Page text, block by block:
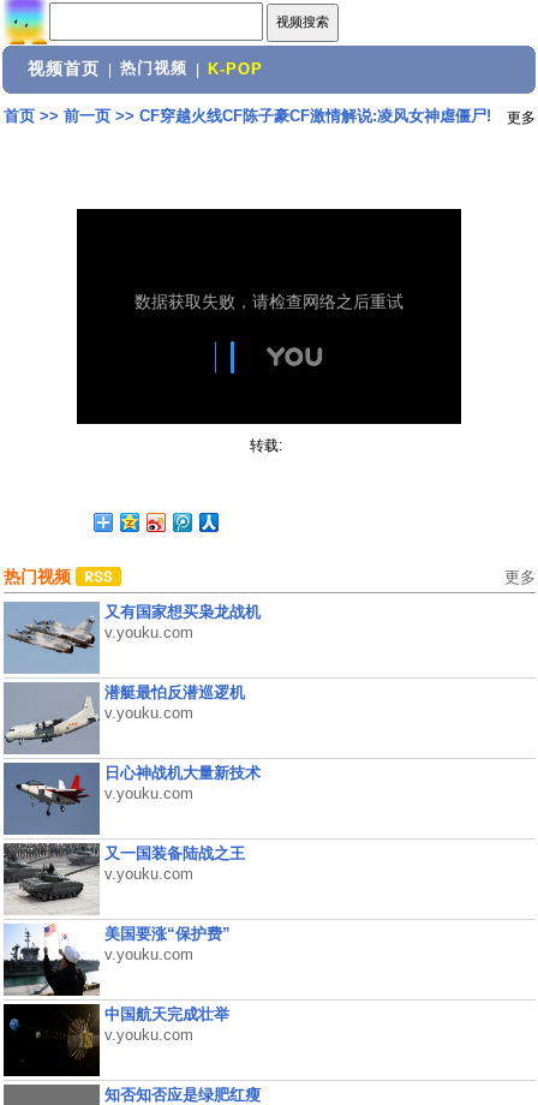
视频首页 热门视频 K-POP
首页>> 前一页>> CF穿越火线CF陈子豪CF激情解说:凌风女神虐僵尸! 更多
转载:
热门视频 更多
又有国家想买枭龙战机
v.youku.com
潜艇最怕反潜巡逻机
v.youku.com
日心神战机大量新技术
v.youku.com
又一国装备陆战之王
v.youku.com
美国要涨“保护费”
v.youku.com
中国航天完成壮举
v.youku.com
知否知否应是绿肥红瘦